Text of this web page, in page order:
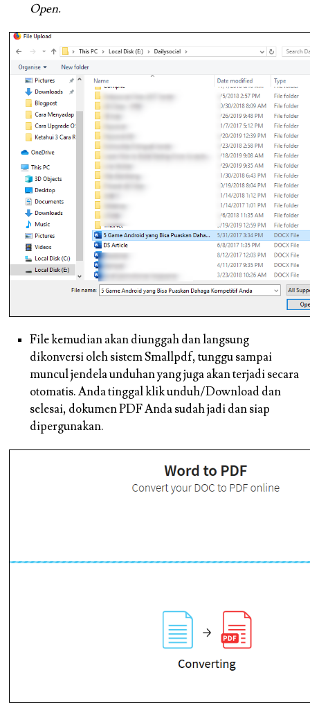
Open.
File kemudian akan diunggah dan langsung
dikonversi oleh sistem Smallpdf, tunggu sampai
muncul jendela unduhan yang juga akan terjadi secara
otomatis. Anda tinggal klik unduh/Download dan
selesai, dokumen PDF Anda sudah jadi dan siap
dipergunakan.